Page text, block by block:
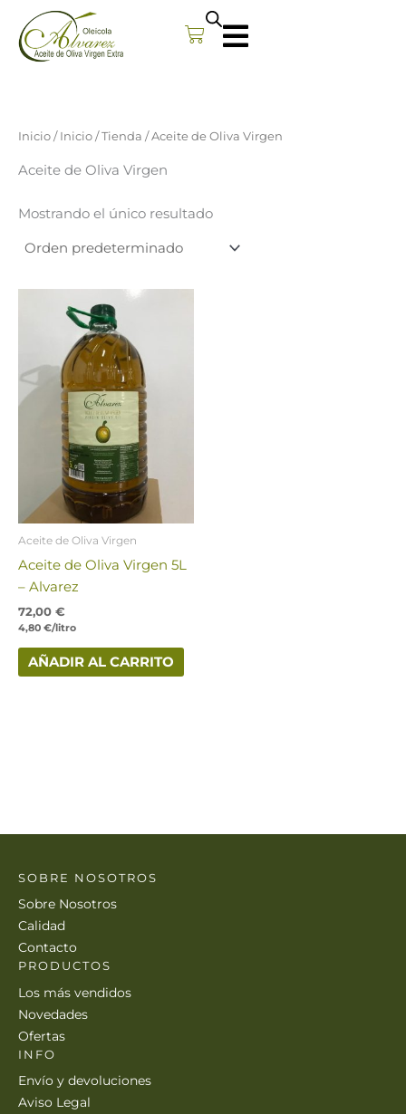
Carrito
Inicio/Inicio/Tienda / Aceite de Oliva Virgen
Aceite de Oliva Virgen
Mostrando el único resultado
Aceite de Oliva Virgen
Aceite de Oliva Virgen 5L
– Alvarez
72,00 €
4,80 €/litro
AÑADIR AL CARRITO
SOBRE NOSOTROS
Sobre Nosotros
Calidad
Contacto
PRODUCTOS
Los más vendidos
Novedades
Ofertas
INFO
Envío y devoluciones
Aviso Legal